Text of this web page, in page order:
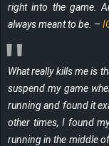
right into the game.
always meant to be. –
Whatreallykills me is
suspend my game
running and found it
other times, I found
running in the middle